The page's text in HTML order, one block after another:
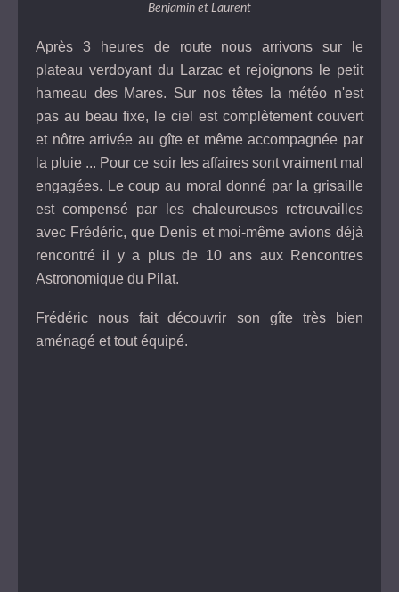
Benjamin et Laurent
Après 3 heures de route nous arrivons sur le
plateau verdoyant du Larzac et rejoignons le petit
hameau des Mares. Sur nos têtes la météo n'est
pas au beau fixe, le ciel est complètement couvert
et nôtre arrivée au gîte et même accompagnée par
la pluie ... Pour ce soir les affaires sont vraiment mal
engagées. Le coup au moral donné par la grisaille
est compensé par les chaleureuses retrouvailles
avec Frédéric, que Denis et moi-même avions déjà
rencontré il y a plus de 10 ans aux Rencontres
Astronomique du Pilat.
Frédéric nous fait découvrir son gîte très bien
aménagé et tout équipé.